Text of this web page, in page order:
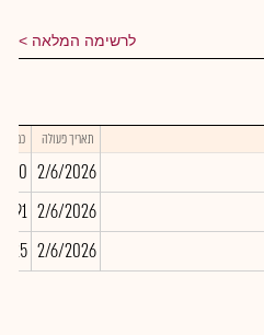
לרשימה המלאה
תאריך פעולה כמות
2/6/2026
2/6/2026
2/6/2026